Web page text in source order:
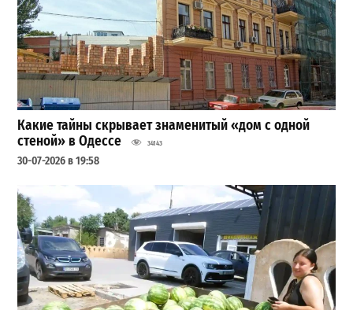
Какие тайны скрывает знаменитый «дом с одной
стеной» в Одессе
34143
30-07-2026 в 19:58